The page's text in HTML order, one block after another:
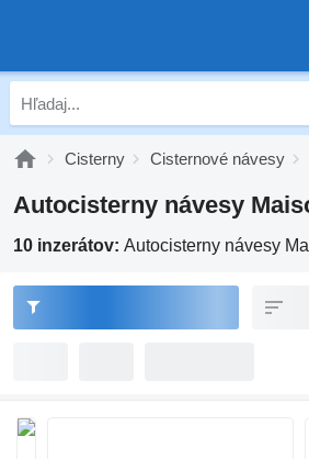
Cisterny Cisternové návesy
Autocisterny návesy
10 inzerátov: Autocisterny návesy